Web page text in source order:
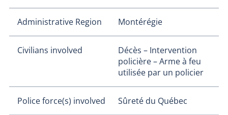
Administrative Region Montérégie
Civilians involved
Décès – Intervention
policière – Arme à feu
utilisée par un policier
Police force(s) involved Sûreté du Québec